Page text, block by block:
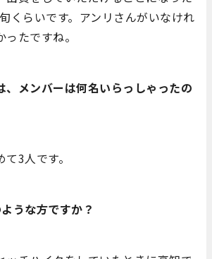
くらいです。アンリさんがいなけれ
たですね。
、メンバーは何名いらっしゃったの
3人です。
うな方ですか？